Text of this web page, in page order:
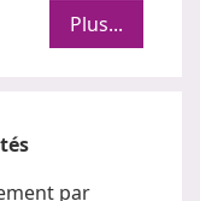
Plus...
par